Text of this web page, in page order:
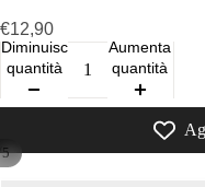
5
€12,90
Diminuisci
quantità
Aumenta
quantità